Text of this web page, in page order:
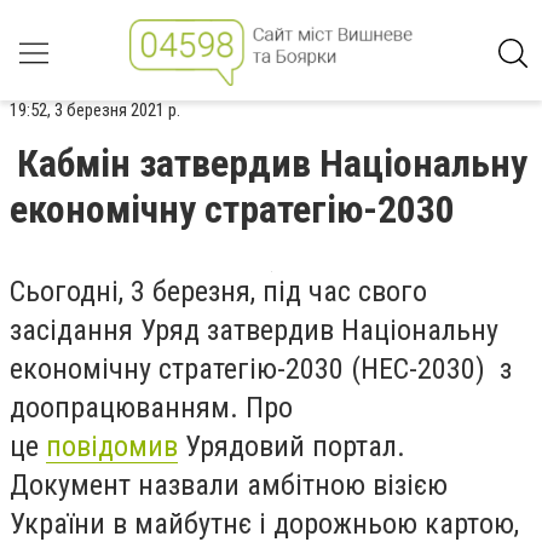
19:52, 3 березня 2021 р.
Кабмін затвердив Національну
економічну стратегію-2030
Сьогодні, 3 березня, під час свого
засідання Уряд затвердив Національну
економічну стратегію-2030 (НЕС-2030) з
доопрацюванням. Про
це повідомив Урядовий портал.
Документ назвали амбітною візією
України в майбутнє і дорожньою картою,